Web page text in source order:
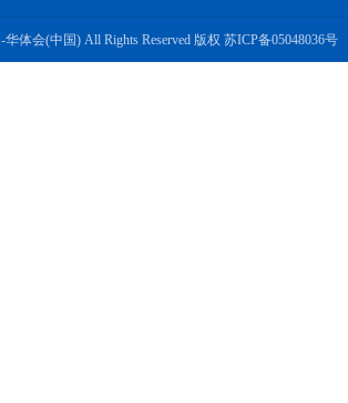
体会(中国) All Rights Reserved 版权 苏ICP备05048036号